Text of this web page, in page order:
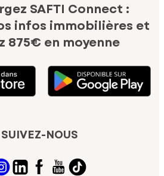
SAFTI Connect :
infos immobilières et
875€ en moyenne
SUIVEZ-NOUS